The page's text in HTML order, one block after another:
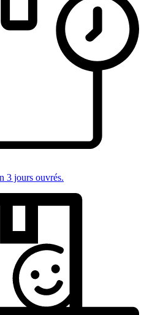
3 jours ouvrés.